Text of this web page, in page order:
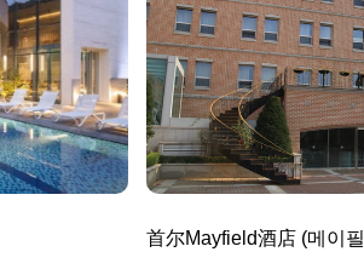
首尔Mayfield酒店 (메이